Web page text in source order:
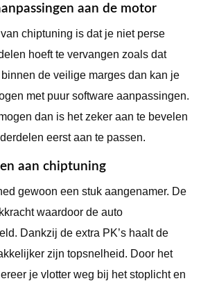
aan de motor
chiptuning is dat je niet perse
hoeft te vervangen zoals dat
de veilige marges dan kan je
met puur software aanpassingen.
dan is het zeker aan te bevelen
eerst aan te passen.
aan chiptuning
gewoon een stuk aangenamer. De
waardoor de auto
Dankzij de extra PK’s haalt de
zijn topsnelheid. Door het
je vlotter weg bij het stoplicht en